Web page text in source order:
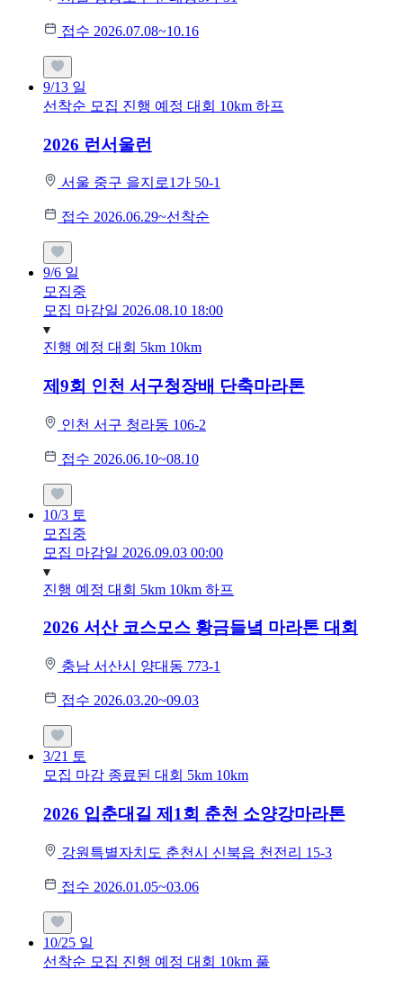
접수 2026.07.08~10.16
9/13 일
선착순 모집 진행 예정 대회 10km 하프
2026 런서울런
서울 중구 을지로1가 50-1
접수 2026.06.29~선착순
9/6 일
모집중
모집 마감일 2026.08.10 18:00
진행 예정 대회 5km 10km
제9회 인천 서구청장배 단축마라톤
인천 서구 청라동 106-2
접수 2026.06.10~08.10
10/3 토
모집중
모집 마감일 2026.09.03 00:00
진행 예정 대회 5km 10km 하프
2026 서산 코스모스 황금들녘 마라톤 대회
충남 서산시 양대동 773-1
접수 2026.03.20~09.03
3/21 토
모집 마감 종료된 대회 5km 10km
2026 입춘대길 제1회 춘천 소양강마라톤
강원특별자치도 춘천시 신북읍 천전리 15-3
접수 2026.01.05~03.06
10/25 일
선착순 모집 진행 예정 대회 10km 풀